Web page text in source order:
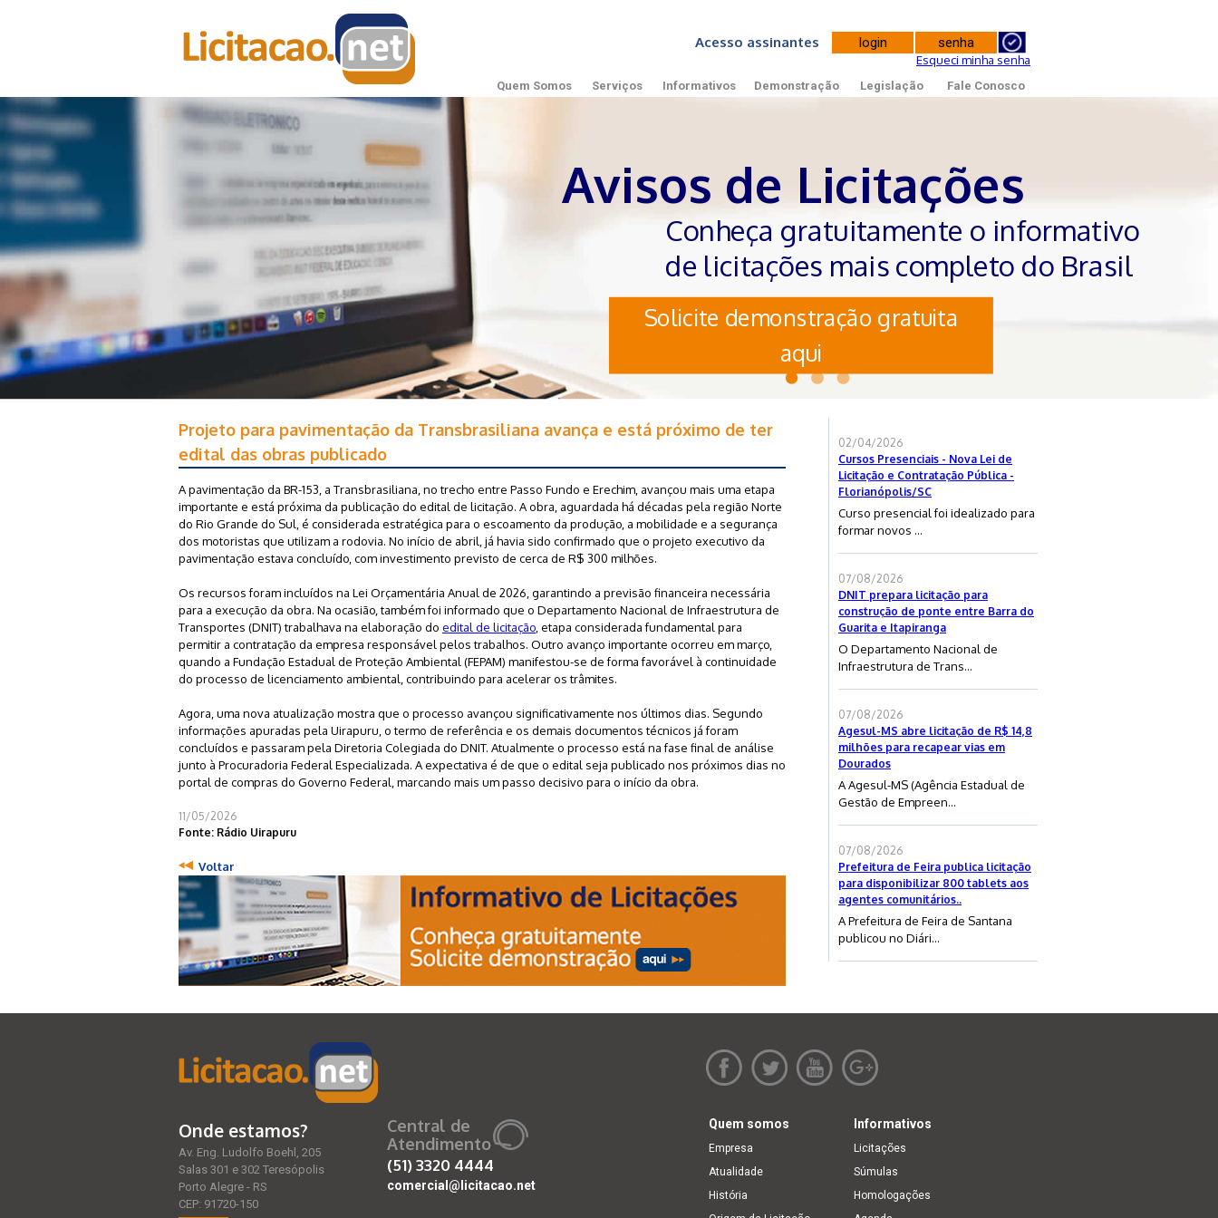
Acesso assinantes
Esqueci minha senha
Quem Somos Serviços Informativos Demonstração Legislação Fale Conosco
Avisos de Licitações
Conheça gratuitamente o informativo
de licitações mais completo do Brasil
Solicite demonstração gratuita
aqui
Projeto para pavimentação da Transbrasiliana avança e está próximo de ter
edital das obras publicado
A pavimentação da BR-153, a Transbrasiliana, no trecho entre Passo Fundo e Erechim, avançou mais uma etapa
importante e está próxima da publicação do edital de licitação. A obra, aguardada há décadas pela região Norte
do Rio Grande do Sul, é considerada estratégica para o escoamento da produção, a mobilidade e a segurança
dos motoristas que utilizam a rodovia. No início de abril, já havia sido confirmado que o projeto executivo da
pavimentação estava concluído, com investimento previsto de cerca de R$ 300 milhões.
Os recursos foram incluídos na Lei Orçamentária Anual de 2026, garantindo a previsão financeira necessária
para a execução da obra. Na ocasião, também foi informado que o Departamento Nacional de Infraestrutura de
Transportes (DNIT) trabalhava na elaboração do edital de licitação , etapa considerada fundamental para
permitir a contratação da empresa responsável pelos trabalhos. Outro avanço importante ocorreu em março,
quando a Fundação Estadual de Proteção Ambiental (FEPAM) manifestou-se de forma favorável à continuidade
do processo de licenciamento ambiental, contribuindo para acelerar os trâmites.
Agora, uma nova atualização mostra que o processo avançou significativamente nos últimos dias. Segundo
informações apuradas pela Uirapuru, o termo de referência e os demais documentos técnicos já foram
concluídos e passaram pela Diretoria Colegiada do DNIT. Atualmente o processo está na fase final de análise
junto à Procuradoria Federal Especializada. A expectativa é de que o edital seja publicado nos próximos dias no
portal de compras do Governo Federal, marcando mais um passo decisivo para o início da obra.
11/05/2026
Fonte: Rádio Uirapuru
Voltar
02/04/2026
Cursos Presenciais - Nova Lei de
Licitação e Contratação Pública -
Florianópolis/SC
Curso presencial foi idealizado para
formar novos ...
07/08/2026
DNIT prepara licitação para
construção de ponte entre Barra do
Guarita e Itapiranga
O Departamento Nacional de
Infraestrutura de Trans...
07/08/2026
Agesul-MS abre licitação de R$ 14,8
milhões para recapear vias em
Dourados
A Agesul-MS (Agência Estadual de
Gestão de Empreen...
07/08/2026
Prefeitura de Feira publica licitação
para disponibilizar 800 tablets aos
agentes comunitários..
A Prefeitura de Feira de Santana
publicou no Diári...
Onde estamos?
Av. Eng. Ludolfo Boehl, 205
Salas 301 e 302 Teresópolis
Porto Alegre - RS
CEP: 91720-150
Central de
Atendimento
(51)3320 4444
comercial@licitacao.net
Quem somos
Empresa
Atualidade
História
Informativos
Licitações
Súmulas
Homologações